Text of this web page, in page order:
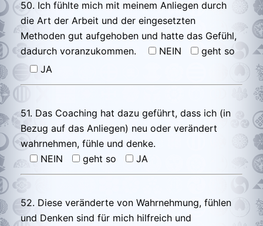
50. Ich fühlte mich mit meinem Anliegen durch
die Art der Arbeit und der eingesetzten
Methoden gut aufgehoben und hatte das Gefühl,
dadurch voranzukommen.
NEIN
geht so
JA
51. Das Coaching hat dazu geführt, dass ich (in
Bezug auf das Anliegen) neu oder verändert
wahrnehmen, fühle und denke.
NEIN
geht so JA
52. Diese veränderte von Wahrnehmung, fühlen
und Denken sind für mich hilfreich und